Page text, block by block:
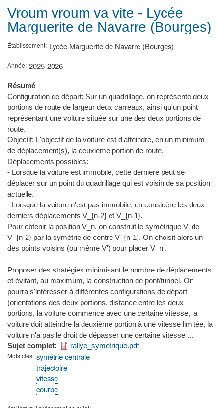
d'Ariane
Vroum vroum va vite - Lycée
Marguerite de Navarre (Bourges)
Établissement Lycée Marguerite de Navarre (Bourges)
Année 2025-2026
Résumé
Configuration de départ: Sur un quadrillage, on représente deux
portions de route de largeur deux carreaux, ainsi qu'un point
représentant une voiture située sur une des deux portions de
route.
Objectif: L'objectif de la voiture est d'atteindre, en un minimum
de déplacement(s), la deuxième portion de route.
Déplacements possibles:
- Lorsque la voiture est immobile, cette dernière peut se
déplacer sur un point du quadrillage qui est voisin de sa position
actuelle.
- Lorsque la voiture n'est pas immobile, on considère les deux
derniers déplacements V_{n-2} et V_{n-1}.
Pour obtenir la position V_n, on construit le symétrique V' de
V_{n-2} par la symétrie de centre V_{n-1}. On choisit alors un
des points voisins (ou même V') pour placer V_n .
Proposer des stratégies minimisant le nombre de déplacements
et évitant, au maximum, la construction de pont/tunnel. On
pourra s'intéresser à différentes configurations de départ
(orientations des deux portions, distance entre les deux
portions, la voiture commence avec une certaine vitesse, la
voiture doit atteindre la deuxième portion à une vitesse limitée, la
voiture n'a pas le droit de dépasser une certaine vitesse ...
Sujet complet
rallye_symetrique.pdf
Mots clés symétrie centrale
trajectoire
vitesse
courbe